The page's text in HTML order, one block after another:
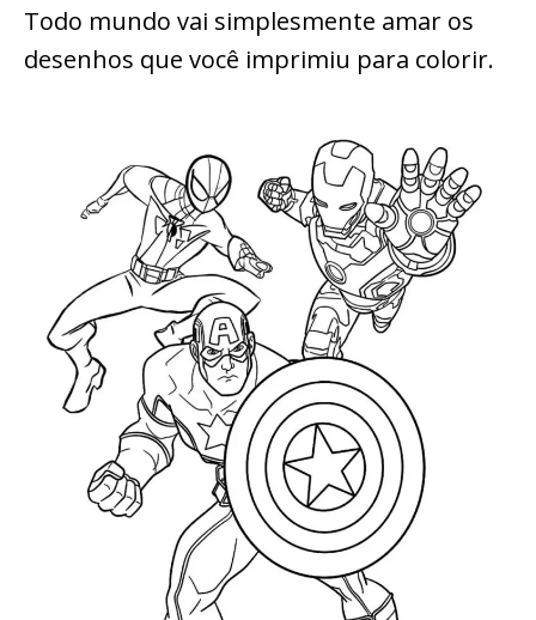
Todo mundo vai simplesmente amar os
desenhos que você imprimiu para colorir.